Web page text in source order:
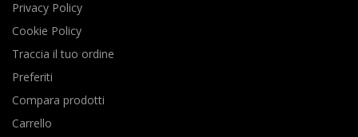
Privacy Policy
Cookie Policy
Traccia il tuo ordine
Preferiti
Compara prodotti
Carrello